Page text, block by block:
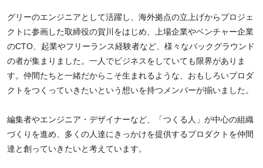
グリーのエンジニアとして活躍し、海外拠点の立上げからプロジェ
クトに参画した取締役の賀川をはじめ、上場企業やベンチャー企業
のCTO、起業やフリーランス経験者など、様々なバックグラウンド
の者が集まりました。一人でビジネスをしていても限界がありま
す。仲間たちと一緒だからこそ生まれるような、おもしろいプロダ
クトをつくっていきたいという想いを持つメンバーが揃いました。
編集者やエンジニア・デザイナーなど、「つくる人」が中心の組織
づくりを進め、多くの人達にきっかけを提供するプロダクトを仲間
達と創っていきたいと考えています。